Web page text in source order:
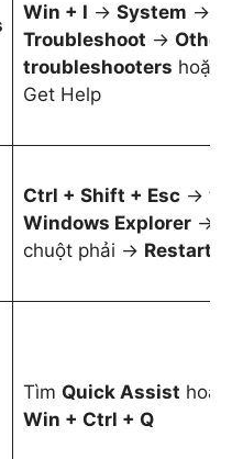
Win + I → System →
Troubleshoot → Other
troubleshooters hoặc
Get Help
Ctrl + Shift + Esc→ tìm
Windows Explorer→
chuột phải → Restart
Tìm Quick Assist hoặc
Win + Ctrl + Q